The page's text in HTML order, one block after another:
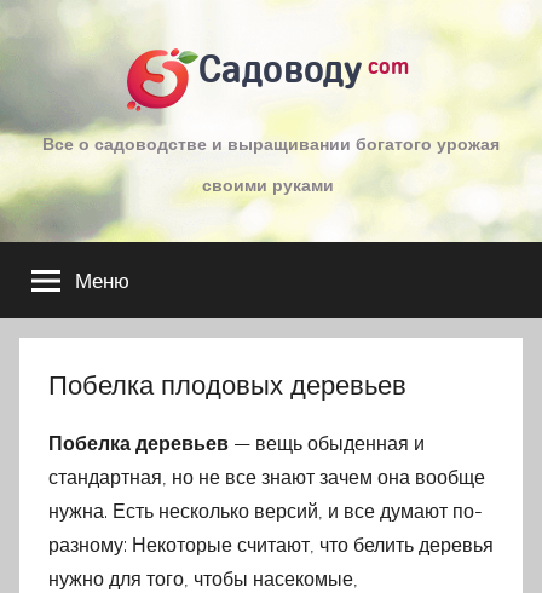
к
Садоводу com
Все о садоводстве и выращивании богатого урожая
своими руками
Меню
Побелка плодовых деревьев
Побелка деревьев — вещь обыденная и
стандартная, но не все знают зачем она вообще
нужна. Есть несколько версий, и все думают по-
разному: Некоторые считают, что белить деревья
нужно для того, чтобы насекомые,